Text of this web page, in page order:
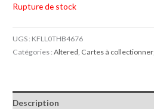
Rupture de stock
UGS : KFLL0THB4676
Catégories :Altered Cartes à collectionner
Description